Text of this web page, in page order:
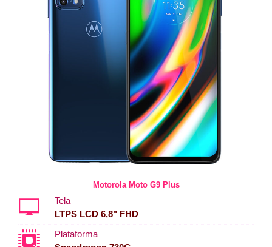
Motorola Moto G9 Plus
Tela
LTPS LCD 6,8" FHD
Plataforma